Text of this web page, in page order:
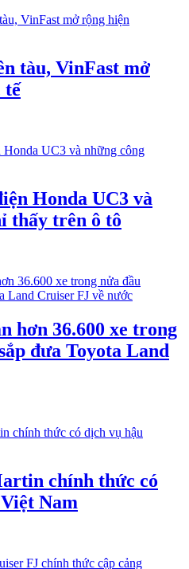
tàu, VinFast mở
tế
Honda UC3 và
thấy trên ô tô
hơn 36.600 xe trong
đưa Toyota Land
chính thức có
Nam